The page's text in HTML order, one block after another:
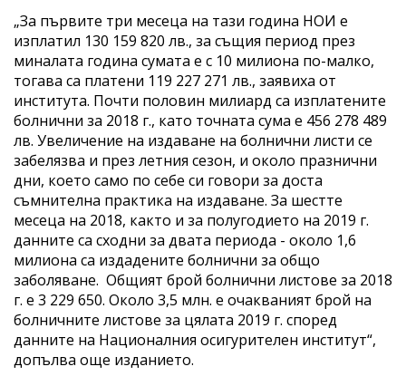
„За първите три месеца на тази година НОИ е
изплатил 130 159 820 лв., за същия период през
миналата година сумата е с 10 милиона по-малко,
тогава са платени 119 227 271 лв., заявиха от
института. Почти половин милиард са изплатените
болнични за 2018 г., като точната сума е 456 278 489
лв. Увеличение на издаване на болнични листи се
забелязва и през летния сезон, и около празнични
дни, което само по себе си говори за доста
съмнителна практика на издаване. За шестте
месеца на 2018, както и за полугодието на 2019 г.
данните са сходни за двата периода - около 1,6
милиона са издадените болнични за общо
заболяване. Общият брой болнични листове за 2018
г. е 3 229 650. Около 3,5 млн. е очакваният брой на
болничните листове за цялата 2019 г. според
данните на Националния осигурителен институт“,
допълва още изданието.